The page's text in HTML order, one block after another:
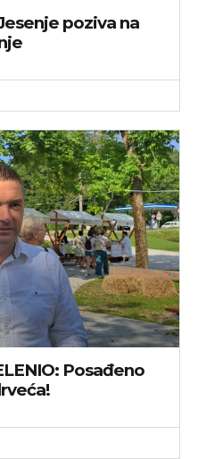
poziva na
Posađeno